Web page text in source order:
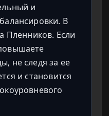
и
В
Пленников. Если
не следя за ее
и становится